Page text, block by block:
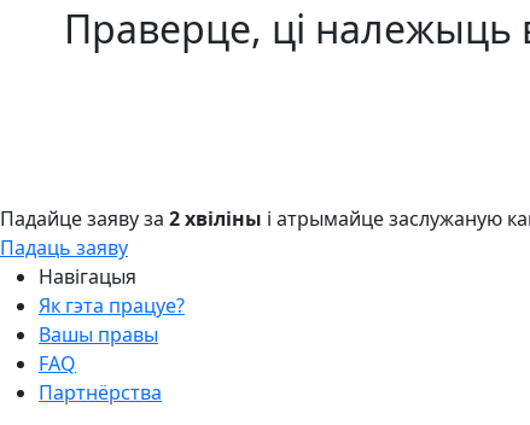
Праверце, ці належыць
Падайце заяву за 2 хвіліны і атрымайце заслужаную
Падаць заяву
Навігацыя
Як гэта працуе?
Вашы правы
FAQ
Партнёрства